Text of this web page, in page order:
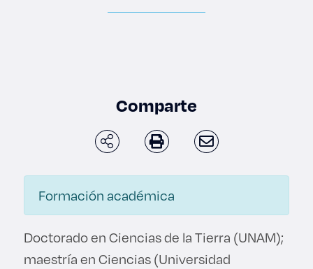
Enlaces de interés
Derecho
Lo más buscado
Comparte
Formación académica
Doctorado en Ciencias de la Tierra (UNAM);
maestría en Ciencias (Universidad